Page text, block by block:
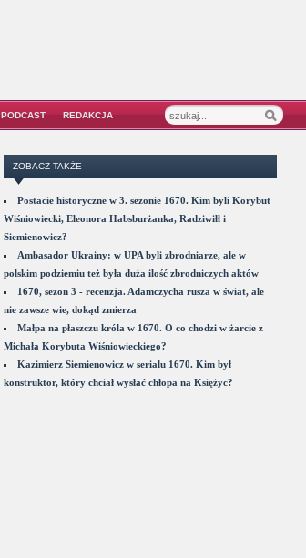
PODCAST REDAKCJA
ZOBACZ TAKŻE
Postacie historyczne w 3. sezonie 1670. Kim byli Korybut
Wiśniowiecki, Eleonora Habsburżanka, Radziwiłł i
Siemienowicz?
Ambasador Ukrainy: w UPA byli zbrodniarze, ale w
polskim podziemiu też była duża ilość zbrodniczych aktów
1670, sezon 3 - recenzja. Adamczycha rusza w świat, ale
nie zawsze wie, dokąd zmierza
Małpa na płaszczu króla w 1670. O co chodzi w żarcie z
Michała Korybuta Wiśniowieckiego?
Kazimierz Siemienowicz w serialu 1670. Kim był
konstruktor, który chciał wysłać chłopa na Księżyc?